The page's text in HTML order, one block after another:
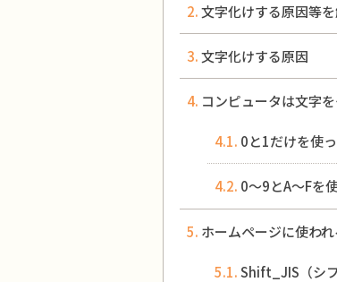
文字化けする原因等
文字化けする原因
コンピュータは文字
0と1だけを使
0〜9とA〜Fを
ホームページに使わ
Shift_JIS（シ